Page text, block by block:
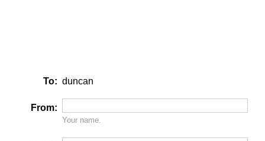
To: duncan
From:
Your name.